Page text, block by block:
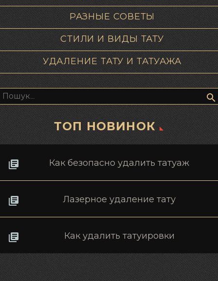
РАЗНЫЕ СОВЕТЫ
СТИЛИ И ВИДЫ ТАТУ
УДАЛЕНИЕ ТАТУ И ТАТУАЖА
ТОП НОВИНОК
Как безопасно удалить татуаж
Лазерное удаление тату
Как удалить татуировки